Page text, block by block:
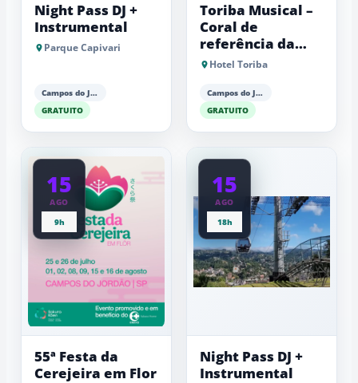
Night Pass DJ +
Instrumental
Parque Capivari
Campos do Jordão
GRATUITO
Toriba Musical –
Coral de
referência da
Fundação Lia
Hotel Toriba
Campos do Jordão
GRATUITO
15
AGO
9h
55ª Festa da
Cerejeira em Flor
15
AGO
18h
Night Pass DJ +
Instrumental